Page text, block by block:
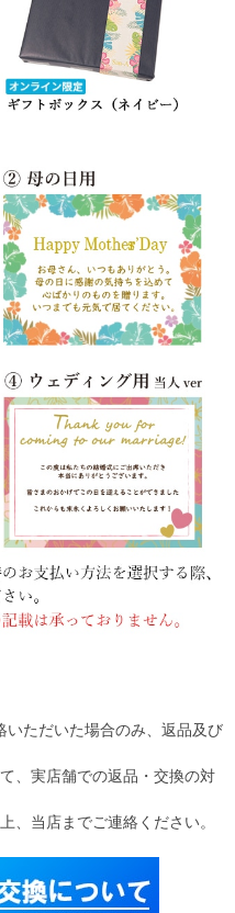
ただいた場合のみ、返品及び
、実店舗での返品・交換の対
、当店までご連絡ください。